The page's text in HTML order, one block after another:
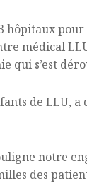
pour
médical LLU
qui s’est
de LLU, a
notre
des